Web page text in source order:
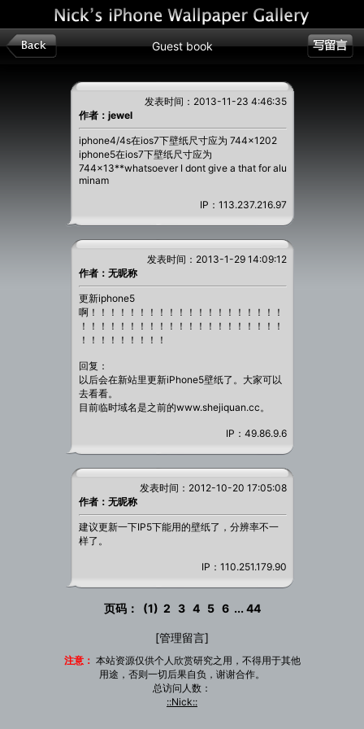
Guest book
发表时间：2013-11-23 4:46:35
作者：jewel
iphone4/4s在ios7下壁纸尺寸应为 744×1202
iphone5在ios7下壁纸尺寸应为
744×13**whatsoever I dont give a that for alu
minam
IP：113.237.216.97
发表时间：2013-1-29 14:09:12
作者：无昵称
更新iphone5
啊！！！！！！！！！！！！！！！！！！！！
！！！！！！！！！！！！！！！！！！！！！
！！！！！！！！！
回复：
以后会在新站里更新iPhone5壁纸了。大家可以
去看看。
目前临时域名是之前的www.shejiquan.cc。
IP：49.86.9.6
发表时间：2012-10-20 17:05:08
作者：无昵称
建议更新一下IP5下能用的壁纸了，分辨率不一
样了。
IP：110.251.179.90
页码： (1) 2 3 4 5 6 ... 44
[管理留言]
注意： 本站资源仅供个人欣赏研究之用，不得用于其他
用途，否则一切后果自负，谢谢合作。
总访问人数：
::Nick::